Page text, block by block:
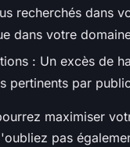
recherchés dans
dans votre
: Un excès de
pertinents par
maximiser
pas